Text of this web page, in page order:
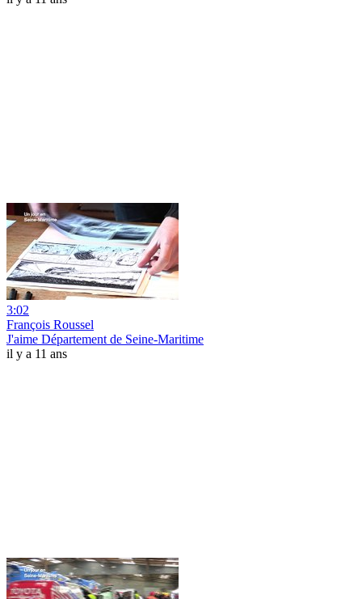
3:02
François Roussel
J'aime Département de Seine-Maritime
il y a 11 ans